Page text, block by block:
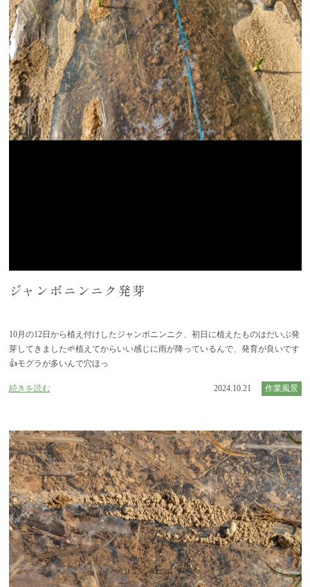
ジャンボニンニク発芽
10月の12日から植え付けしたジャンボニンニク、初日に植えたものはだいぶ発
芽してきました🌱植えてからいい感じに雨が降っているんで、発育が良いです
👍モグラが多いんで穴ほっ
続きを読む 2024.10.21 作業風景